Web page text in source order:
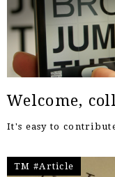
Welcome,
It's easy to
TM #Article